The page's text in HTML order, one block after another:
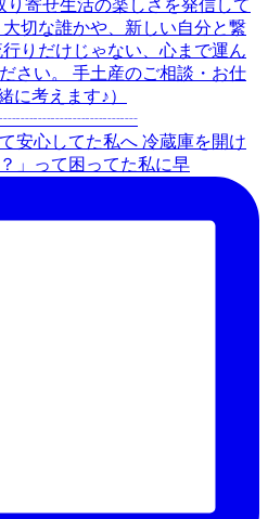
安心してた私へ 冷蔵庫を開け
」って困ってた私に早